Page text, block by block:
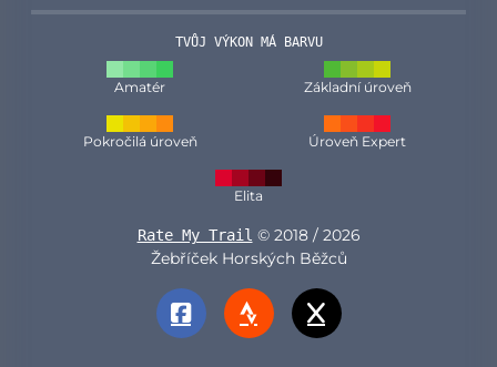
TVŮJ VÝKON MÁ BARVU
Amatér Základní úroveň
Pokročilá úroveň Úroveň Expert
Elita
Rate My Trail © 2018 / 2026
Žebříček Horských Běžců